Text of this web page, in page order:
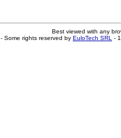
Best viewed with any
Some rights reserved by EuloTech SRL -